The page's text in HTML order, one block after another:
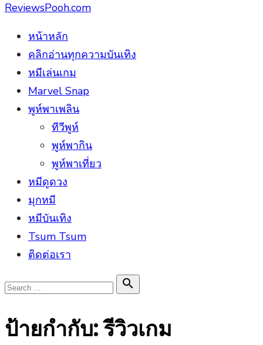
ReviewsPooh.com
หน้าหลัก
คลิกอ่านทุกความบันเทิง
หมีเล่นเกม
Marvel Snap
พูห์พาเพลิน
ทีวีพูห์
พูห์พากิน
พูห์พาเที่ยว
หมีดูดวง
มุกหมี
หมีบันเทิง
Tsum Tsum
ติดต่อเรา
Search

Search
ป้ายกำกับ:รีวิวเกม